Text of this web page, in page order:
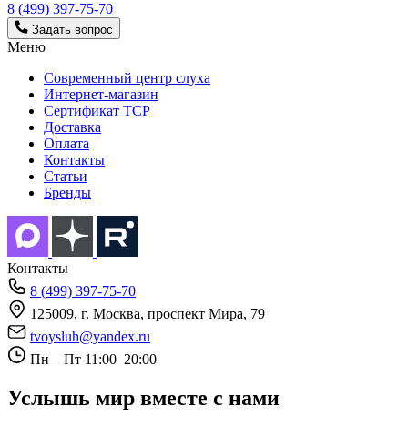
8 (499) 397-75-70
Задать вопрос
Меню
Современный центр слуха
Интернет-магазин
Сертификат ТСР
Доставка
Оплата
Контакты
Статьи
Бренды
Контакты
8 (499) 397-75-70
125009, г. Москва, проспект Мира, 79
tvoysluh@yandex.ru
Пн—Пт 11:00–20:00
Услышь мир вместе с нами